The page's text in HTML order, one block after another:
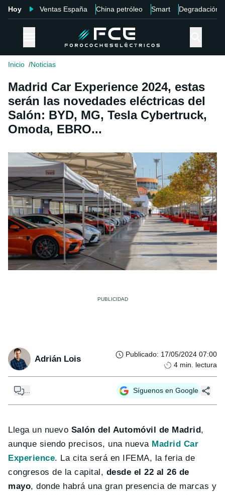
Hoy Ventas España China petróleo Smart Degradación
Inicio Noticias
Madrid Car Experience 2024, estas
serán las novedades eléctricas del
Salón: BYD, MG, Tesla Cybertruck,
Omoda, EBRO...
Adrián Lois Publicado: 17/05/2024 07:00
4 min. lectura
... Síguenos en Google
Llega un nuevo Salón del Automóvil de Madrid ,
aunque siendo precisos, una nueva Madrid Car
Experience. La cita será en IFEMA, la feria de
congresos de la capital, desde el 22 al 26 de
mayo, donde habrá una gran presencia de marcas y